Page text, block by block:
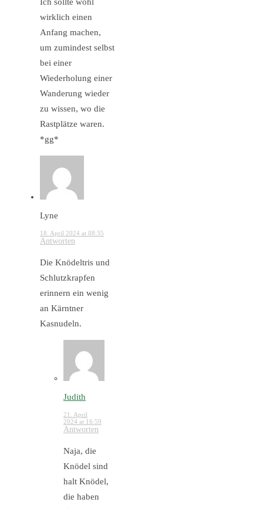
Ich sollte wohl
wirklich einen
Anfang machen,
um zumindest selbst
bei einer
Wiederholung einer
Wanderung wieder
zu wissen, wo die
Rastplätze waren.
*gg*
Lyne
18. April 2024 at 08:35
Antworten
Die Knödeltris und
Schlutzkrapfen
erinnern ein wenig
an Kärntner
Kasnudeln.
Judith
21. April
2024 at 16:59
Antworten
Naja, die
Knödel sind
halt Knödel,
die haben